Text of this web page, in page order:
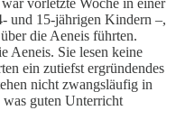
und 15-jährigen Kindern –,
die Aeneis führten.
Aeneis. Sie lesen keine
ein zutiefst ergründendes
nicht zwangsläufig in
was guten Unterricht